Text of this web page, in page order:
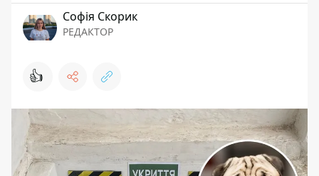
Софія Скорик
РЕДАКТОР
👍